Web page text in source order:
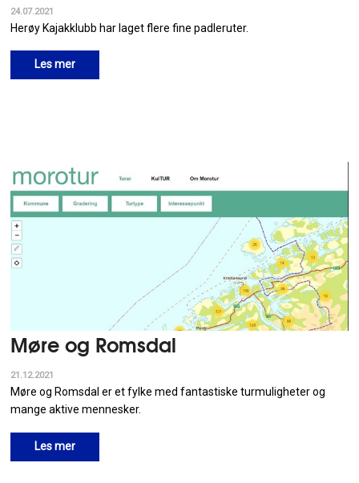
24.07.2021
Herøy Kajakklubb har laget flere fine padleruter.
Les mer
Møre og Romsdal
21.12.2021
Møre og Romsdal er et fylke med fantastiske turmuligheter og
mange aktive mennesker.
Les mer